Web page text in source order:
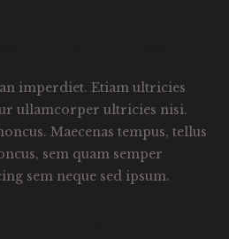
imperdiet. Etiam ultricies
ullamcorper ultricies nisi.
Maecenas tempus, tellus
sem quam semper
sem neque sed ipsum.